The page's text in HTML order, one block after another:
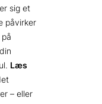
sig et
påvirker
Læs
– eller